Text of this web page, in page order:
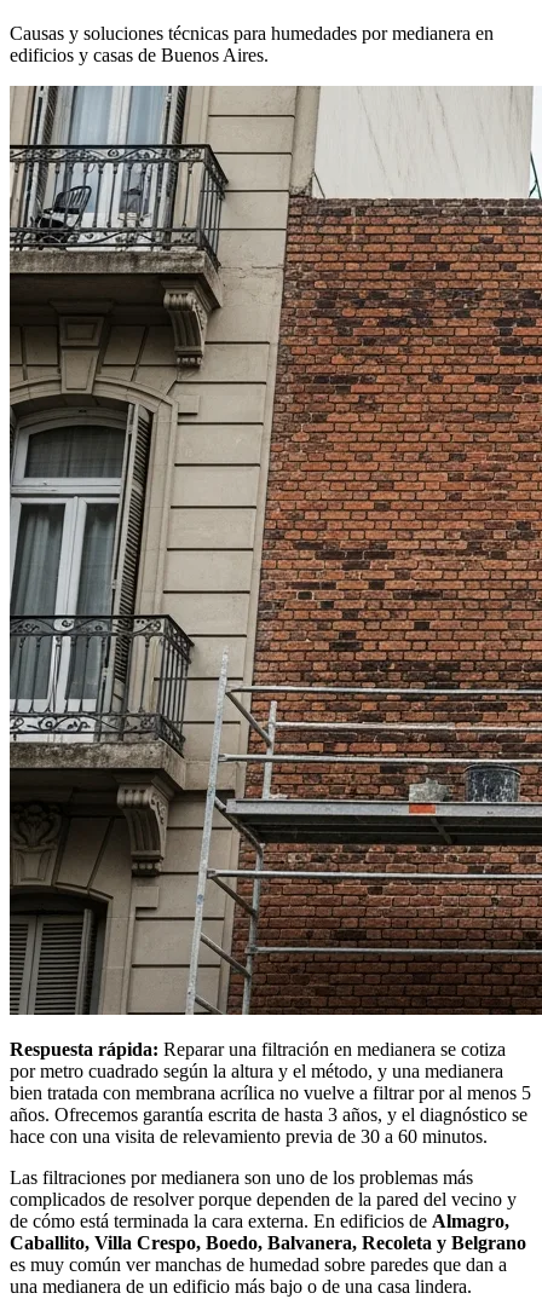
Causas y soluciones técnicas para humedades por medianera en
edificios y casas de Buenos Aires.
Respuesta rápida: Reparar una filtración en medianera se cotiza
por metro cuadrado según la altura y el método, y una medianera
bien tratada con membrana acrílica no vuelve a filtrar por al menos 5
años. Ofrecemos garantía escrita de hasta 3 años, y el diagnóstico se
hace con una visita de relevamiento previa de 30 a 60 minutos.
Las filtraciones por medianera son uno de los problemas más
complicados de resolver porque dependen de la pared del vecino y
de cómo está terminada la cara externa. En edificios de Almagro,
Caballito, Villa Crespo, Boedo, Balvanera, Recoleta y Belgrano
es muy común ver manchas de humedad sobre paredes que dan a
una medianera de un edificio más bajo o de una casa lindera.